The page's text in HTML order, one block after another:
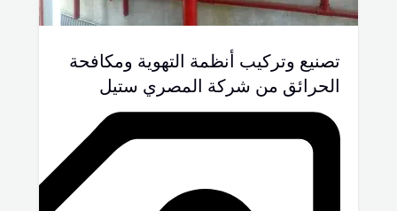
تصنيع وتركيب أنظمة التهوية ومكافحة
الحرائق من شركة المصري ستيل